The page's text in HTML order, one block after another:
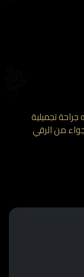
تجميلية
الرقي